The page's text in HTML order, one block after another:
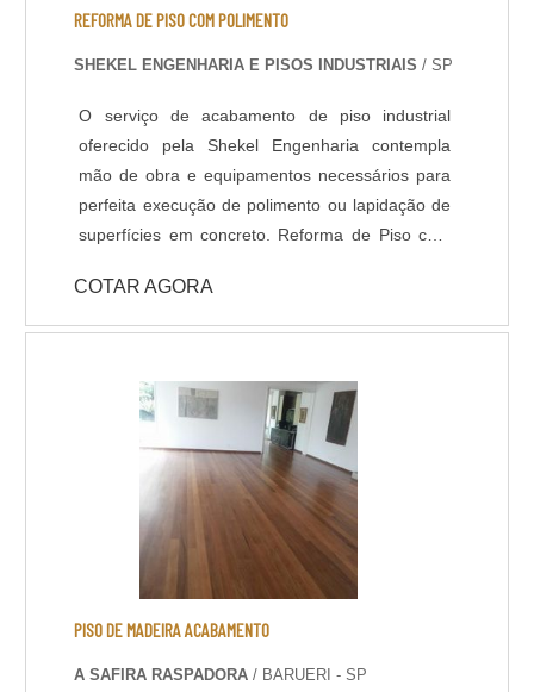
da densidade do concreto na superfície, que
diamantados e aplicação de aditivos
é possível polir o concreto até o material mineral
agregado ficar aparente.
REFORMA DE PISO COM POLIMENTO
SHEKEL ENGENHARIA E PISOS INDUSTRIAIS / SP
O serviço de acabamento de piso industrial
oferecido pela Shekel Engenharia contempla
mão de obra e equipamentos necessários para
perfeita execução de polimento ou lapidação de
superfícies em concreto. Reforma de Piso com
se encontra com aspecto fadigado devido ao
revestimentos desgastado, manchas ou
quando verificado a qualidade do concreto
existente (substrato), é perfeitamente possível
renovar o pavimento através de polimento
gradual com máquinas politrizes de piso e
aplicação de aditivos para tratar a superfície
polimento, é um acabamento que confere maior
resistência e brilho ao piso, devido ao aumento
da densidade do concreto na superfície, que
diamantados e aplicação de aditivos
COTAR AGORA
PISO DE MADEIRA ACABAMENTO
A SAFIRA RASPADORA / BARUERI - SP